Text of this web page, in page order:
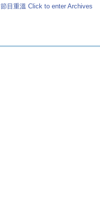
節目重溫 Click to enter Archives